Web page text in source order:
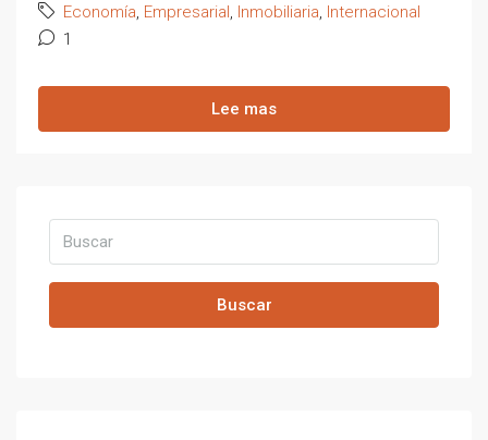
Economía, Empresarial, Inmobiliaria, Internacional
1
Lee mas
Buscar